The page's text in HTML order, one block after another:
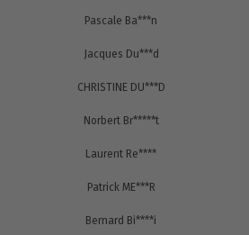
Pascale Ba***n
Jacques Du***d
CHRISTINE DU***D
Norbert Br*****t
Laurent Re****
Patrick ME***R
Bernard Bi****i